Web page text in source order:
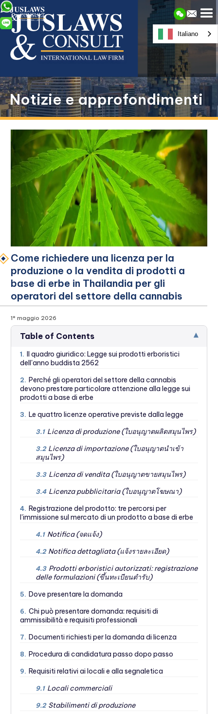
Notizie e approfondimenti
Come richiedere una licenza per la
produzione o la vendita di prodotti a
base di erbe in Thailandia per gli
operatori del settore della cannabis
1° maggio 2026
Table of Contents ▾
1. Il quadro giuridico: Legge sui prodotti erboristici
dell'anno buddista 2562
2. Perché gli operatori del settore della cannabis
devono prestare particolare attenzione alla legge sui
prodotti a base di erbe
3. Le quattro licenze operative previste dalla legge
3.1 Licenza di produzione (ใบอนุญาตผลิตสมุนไพร)
3.2 Licenza di importazione (ใบอนุญาตนำเข้า
สมุนไพร)
3.3 Licenza di vendita (ใบอนุญาตขายสมุนไพร)
3.4 Licenza pubblicitaria (ใบอนุญาตโฆษณา)
4. Registrazione del prodotto: tre percorsi per
l'immissione sul mercato di un prodotto a base di erbe
4.1 Notifica (จดแจ้ง)
4.2 Notifica dettagliata (แจ้งรายละเอียด)
4.3 Prodotti erboristici autorizzati: registrazione
delle formulazioni (ขึ้นทะเบียนตำรับ)
5. Dove presentare la domanda
6. Chi può presentare domanda: requisiti di
ammissibilità e requisiti professionali
7. Documenti richiesti per la domanda di licenza
8. Procedura di candidatura passo dopo passo
9. Requisiti relativi ai locali e alla segnaletica
9.1 Locali commerciali
9.2 Stabilimenti di produzione
Italiano